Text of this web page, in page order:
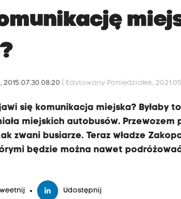
2015.07.30 08:20( Edytowany Poniedziałek,
się komunikacja miejska? Byłaby
miejskich autobusów.
zwani busiarze. Teraz władze
będzie można nawet
Udostępnij